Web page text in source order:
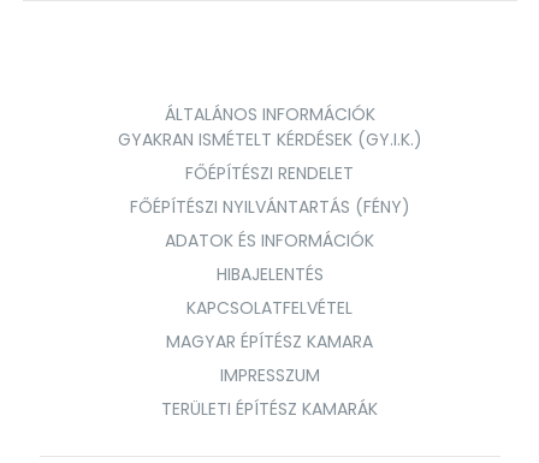
ÁLTALÁNOS INFORMÁCIÓK
GYAKRAN ISMÉTELT KÉRDÉSEK (GY.I.K.)
FŐÉPÍTÉSZI RENDELET
FŐÉPÍTÉSZI NYILVÁNTARTÁS (FÉNY)
ADATOK ÉS INFORMÁCIÓK
HIBAJELENTÉS
KAPCSOLATFELVÉTEL
MAGYAR ÉPÍTÉSZ KAMARA
IMPRESSZUM
TERÜLETI ÉPÍTÉSZ KAMARÁK